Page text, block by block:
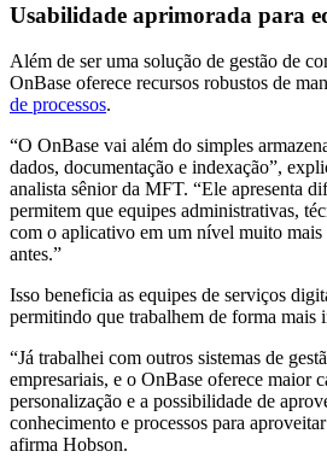
Usabilidade aprimorada para
Além de ser uma solução de gestão de
OnBase oferece recursos robustos de
de processos.
“O OnBase vai além do simples
dados, documentação e indexação”,
analista sênior da MFT. “Ele apresenta
permitem que equipes administrativas,
com o aplicativo em um nível muito
antes.”
Isso beneficia as equipes de serviços
permitindo que trabalhem de forma mais
“Já trabalhei com outros sistemas de
empresariais, e o OnBase oferece maior
personalização e a possibilidade de
conhecimento e processos para
afirma Hobson.